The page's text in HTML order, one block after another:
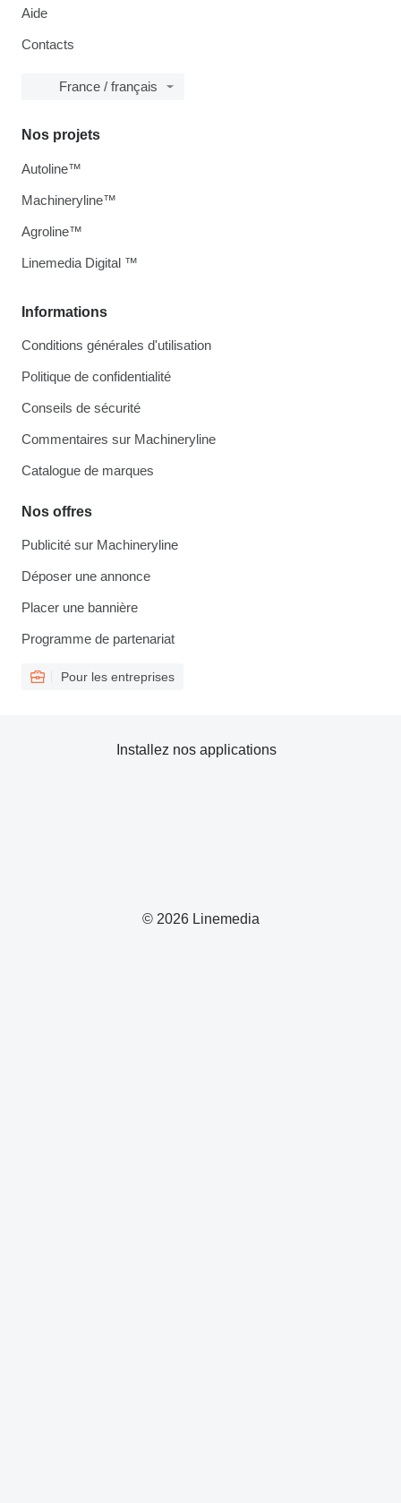
Aide
Contacts
France / français
Informations
Conditions générales d'utilisation
Politique de confidentialité
Conseils de sécurité
Commentaires sur Machineryline
Catalogue de marques
Nos offres
Publicité sur Machineryline
Déposer une annonce
Placer une bannière
Programme de partenariat
Pour les entreprises
Nos projets
Autoline™
Machineryline™
Agroline™
Linemedia Digital ™
© 2026 Linemedia
Installez nos applications